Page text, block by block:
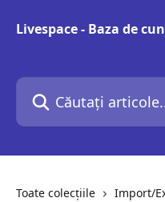
Livespace - Baza de
Căutați articole...
Toate colecțiile
Import/